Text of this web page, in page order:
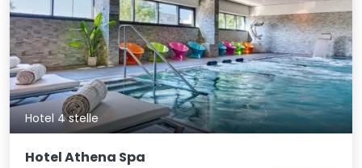
Hotel 4 stelle
Hotel Athena Spa